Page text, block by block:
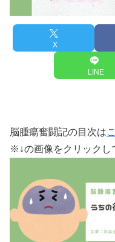
X
LINE
脳腫瘍奮闘記の目次は
※↓の画像をクリックし